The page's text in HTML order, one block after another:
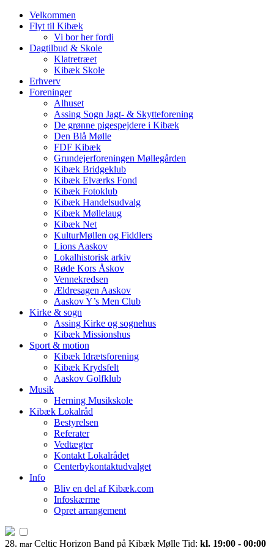
Velkommen
Flyt til Kibæk
Vi bor her fordi
Dagtilbud & Skole
Klatretræet
Kibæk Skole
Erhverv
Foreninger
Alhuset
Assing Sogn Jagt- & Skytteforening
De grønne pigespejdere i Kibæk
Den Blå Mølle
FDF Kibæk
Grundejerforeningen Møllegården
Kibæk Bridgeklub
Kibæk Elværks Fond
Kibæk Fotoklub
Kibæk Handelsudvalg
Kibæk Møllelaug
Kibæk Net
KulturMøllen og Fiddlers
Lions Aaskov
Lokalhistorisk arkiv
Røde Kors Åskov
Vennekredsen
Ældresagen Aaskov
Aaskov Y’s Men Club
Kirke & sogn
Assing Kirke og sognehus
Kibæk Missionshus
Sport & motion
Kibæk Idrætsforening
Kibæk Krydsfelt
Aaskov Golfklub
Musik
Herning Musikskole
Kibæk Lokalråd
Bestyrelsen
Referater
Vedtægter
Kontakt Lokalrådet
Centerbykontaktudvalget
Info
Bliv en del af Kibæk.com
Infoskærme
Opret arrangement
28. mar Celtic Horizon Band på Kibæk Mølle Tid: kl. 19:00 - 00:00